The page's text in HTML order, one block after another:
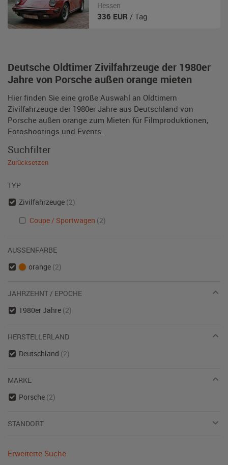
Deutsche Oldtimer Zivilfahrzeuge der 1980er
Jahre von Porsche außen orange mieten
Hier finden Sie eine große Auswahl an Oldtimern
Zivilfahrzeuge der 1980er Jahre aus Deutschland von
Porsche außen orange zum Mieten für Filmproduktionen,
Fotoshootings und Events.
Hessen
336 EUR / Tag
Suchfilter
Zurücksetzen
TYP
Zivilfahrzeuge (2)
Coupe / Sportwagen (2)
AUSSENFARBE
orange (2)
JAHRZEHNT / EPOCHE
1980er Jahre (2)
HERSTELLERLAND
Deutschland (2)
MARKE
Porsche (2)
STANDORT
Erweiterte Suche